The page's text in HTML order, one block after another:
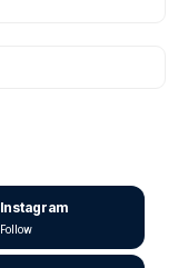
Instagram
Follow